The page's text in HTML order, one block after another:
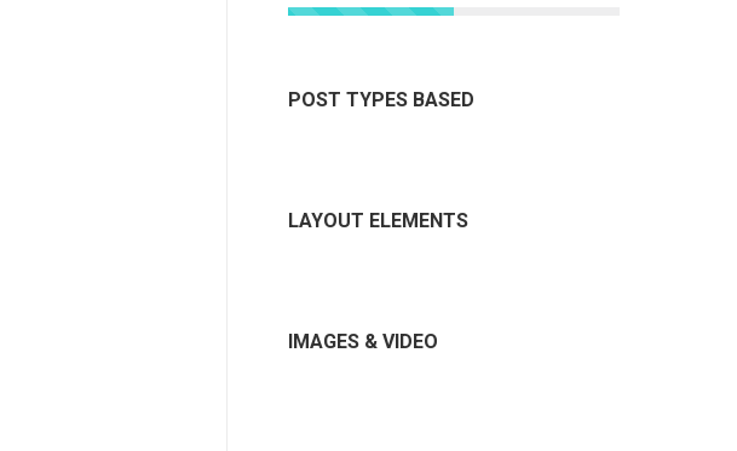
POST TYPES BASED
LAYOUT ELEMENTS
IMAGES & VIDEO